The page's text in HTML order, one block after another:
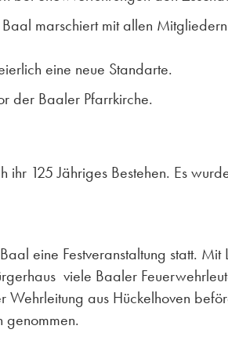
marschiert mit allen
eine neue Standarte.
der Baaler Pfarrkirche.
ihr 125 Jähriges Bestehen. Es
eine Festveranstaltung statt.
viele Baaler
aus Hückelhoven
genommen.